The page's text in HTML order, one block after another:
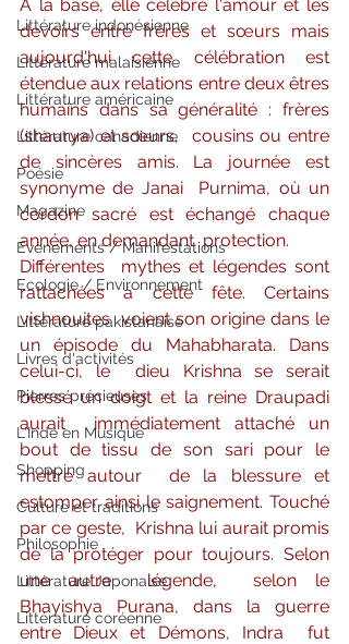
Littérature indonésienne
Littérature malaisienne
Littérature américaine
Littérature canadienne
Poésie
Magazine
Evènements / Manifestations
Ecologie / Environnement
Littérature pakistanaise
Livres d'activités
Pierres précieuses
L'Inde en Musique
Shopping
Culture et traditions
Philosophie
Littérature Japonaise
Littérature coréenne
A la base, elle célèbre l'amour et les
devoirs entre frères et sœurs mais
aujourd'hui cette célébration est
étendue aux relations entre deux êtres
humains dans sa généralité : frères
(shaurya) et sœurs,  cousins ou entre
de sincères amis. La journée est
synonyme de Janai  Purnima, où un
cordon sacré est échangé chaque
année, en demandant  protection.
Différentes  mythes et légendes sont
rattachées à cette fête. Certains
vishnouites  voient son origine dans le
un épisode du Mahabharata. Dans
celui-ci, le  dieu Krishna se serait
blessé un doigt et la reine Draupadi
aurait  immédiatement attaché un
bout de tissu de son sari pour le
mettre autour  de la blessure et
estomper ainsi le saignement. Touché
par ce geste,  Krishna lui aurait promis
de la protéger pour toujours. Selon
une autre  légende,  selon le
Bhayishya Purana, dans la guerre
entre Dieux et Démons, Indra  fut